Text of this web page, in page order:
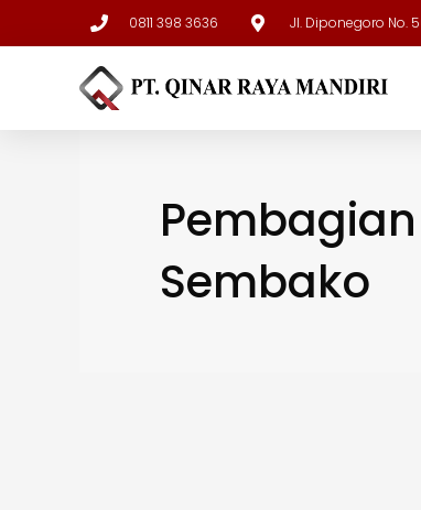
0811 398 3636 Jl. Diponegoro No.
Pembagian
Sembako